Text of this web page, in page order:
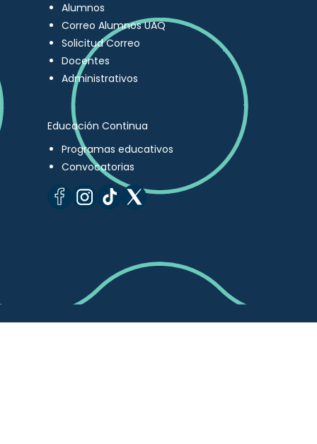
Alumnos
Correo Alumnos UAQ
Solicitud Correo
Docentes
Administrativos
Educación Continua
Programas educativos
Convocatorias